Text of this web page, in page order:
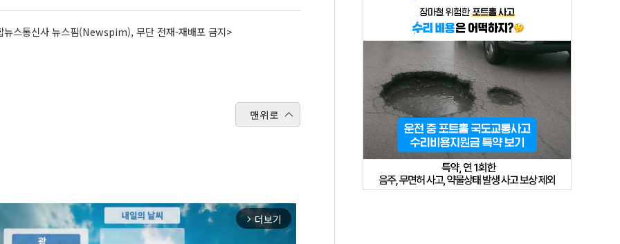
뉴스통신사 뉴스핌(Newspim), 무단 전재-재배포 금지>
맨위로
arrow_forward_ios 더보기